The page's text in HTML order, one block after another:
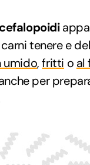
carni tenere e
umido,fritti o al
per